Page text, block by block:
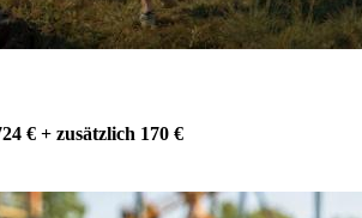
€ + zusätzlich 170 €